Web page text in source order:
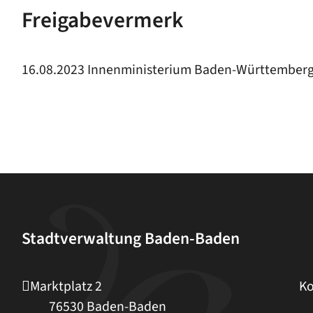
Freigabevermerk
16.08.2023 Innenministerium Baden-
Stadtverwaltung Baden-Baden
Marktplatz 2
76530 Baden-Baden